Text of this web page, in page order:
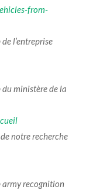
from-
l’entreprise
du ministère de la
notre recherche
army recognition